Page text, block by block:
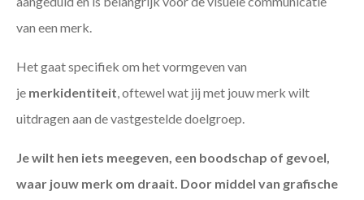
van een merk.
Het gaat specifiek om het vormgeven van
je merkidentiteit , oftewel wat jij met jouw merk wilt
uitdragen aan de vastgestelde doelgroep.
Je wilt hen iets meegeven, een boodschap of gevoel,
waar jouw merk om draait. Door middel van grafische